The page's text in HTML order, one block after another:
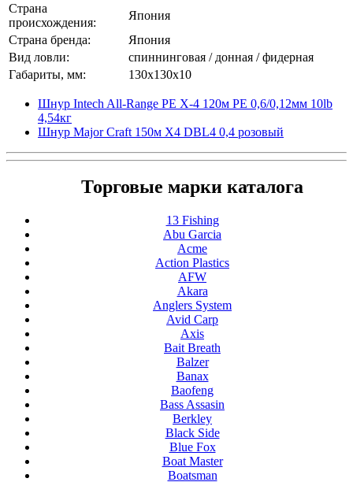
Страна
происхождения:
Япония
Страна бренда:
Япония
Вид ловли:
спиннинговая / донная / фидерная
Габариты, мм:
130x130x10
Шнур Intech All-Range PE X-4 120м PE 0,6/0,12мм 10lb
4,54кг
Шнур Major Craft 150м X4 DBL4 0,4 розовый
Торговые марки каталога
13 Fishing
Abu Garcia
Acme
Action Plastics
AFW
Akara
Anglers System
Avid Carp
Axis
Bait Breath
Balzer
Banax
Baofeng
Bass Assasin
Berkley
Black Side
Blue Fox
Boat Master
Boatsman